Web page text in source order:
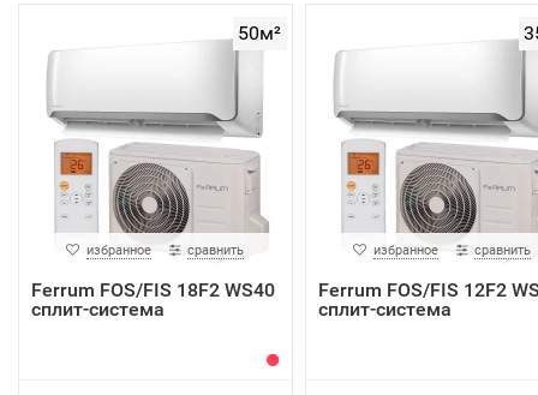
50м²
избранное сравнить
Ferrum FOS/FIS 18F2 WS40
сплит-система
избранное сравнить
Ferrum FOS/FIS 12F2
сплит-система